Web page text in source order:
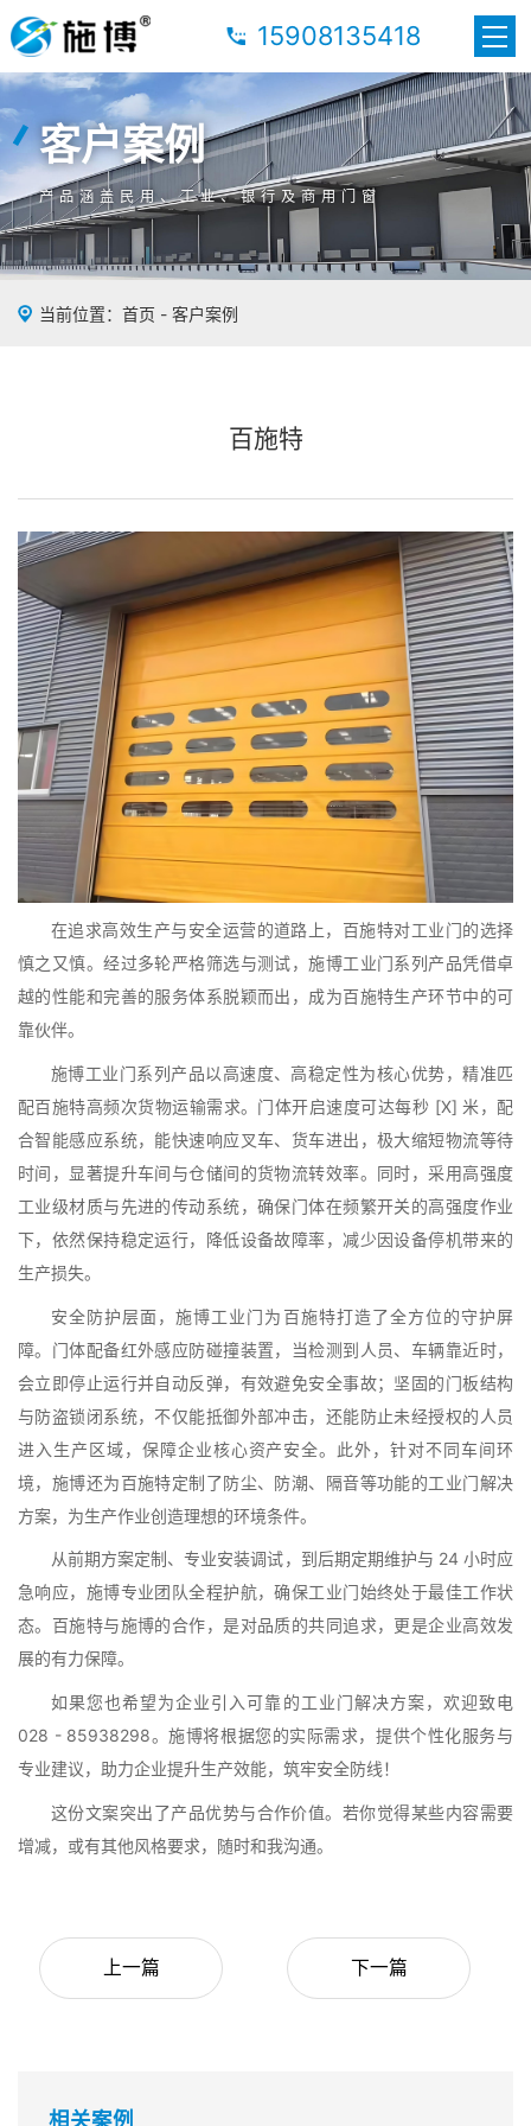
15908135418
客户案例
产品涵盖民用、工业、银行及商用门窗
客户案例
产品涵盖民用、工业、银行及商用门窗
客户案例
产品涵盖民用、工业、银行及商用门窗
当前位置： 首页 - 客户案例
百施特
在追求高效生产与安全运营的道路上，百施特对工业门的选择
慎之又慎。经过多轮严格筛选与测试，施博工业门系列产品凭借卓
越的性能和完善的服务体系脱颖而出，成为百施特生产环节中的可
靠伙伴。
施博工业门系列产品以高速度、高稳定性为核心优势，精准匹
配百施特高频次货物运输需求。门体开启速度可达每秒 [X] 米，配
合智能感应系统，能快速响应叉车、货车进出，极大缩短物流等待
时间，显著提升车间与仓储间的货物流转效率。同时，采用高强度
工业级材质与先进的传动系统，确保门体在频繁开关的高强度作业
下，依然保持稳定运行，降低设备故障率，减少因设备停机带来的
生产损失。
安全防护层面，施博工业门为百施特打造了全方位的守护屏
障。门体配备红外感应防碰撞装置，当检测到人员、车辆靠近时，
会立即停止运行并自动反弹，有效避免安全事故；坚固的门板结构
与防盗锁闭系统，不仅能抵御外部冲击，还能防止未经授权的人员
进入生产区域，保障企业核心资产安全。此外，针对不同车间环
境，施博还为百施特定制了防尘、防潮、隔音等功能的工业门解决
方案，为生产作业创造理想的环境条件。
从前期方案定制、专业安装调试，到后期定期维护与 24 小时应
急响应，施博专业团队全程护航，确保工业门始终处于最佳工作状
态。百施特与施博的合作，是对品质的共同追求，更是企业高效发
展的有力保障。
如果您也希望为企业引入可靠的工业门解决方案，欢迎致电
028 - 85938298。施博将根据您的实际需求，提供个性化服务与
专业建议，助力企业提升生产效能，筑牢安全防线！
这份文案突出了产品优势与合作价值。若你觉得某些内容需要
增减，或有其他风格要求，随时和我沟通。
上一篇 下一篇
相关案例